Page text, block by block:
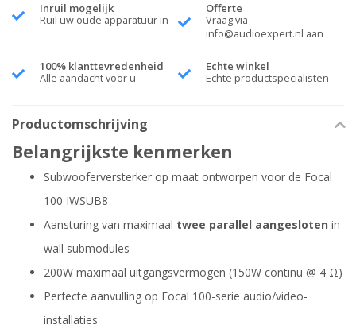
Inruil mogelijk
Ruil uw oude apparatuur in
Offerte
Vraag via
info@audioexpert.nl aan
100% klanttevredenheid
Alle aandacht voor u
Echte winkel
Echte productspecialisten
Productomschrijving
Belangrijkste kenmerken
Subwooferversterker op maat ontworpen voor de Focal
100 IWSUB8
Aansturing van maximaal twee parallel aangesloten in-
wall submodules
200W maximaal uitgangsvermogen (150W continu @ 4 Ω)
Perfecte aanvulling op Focal 100-serie audio/video-
installaties